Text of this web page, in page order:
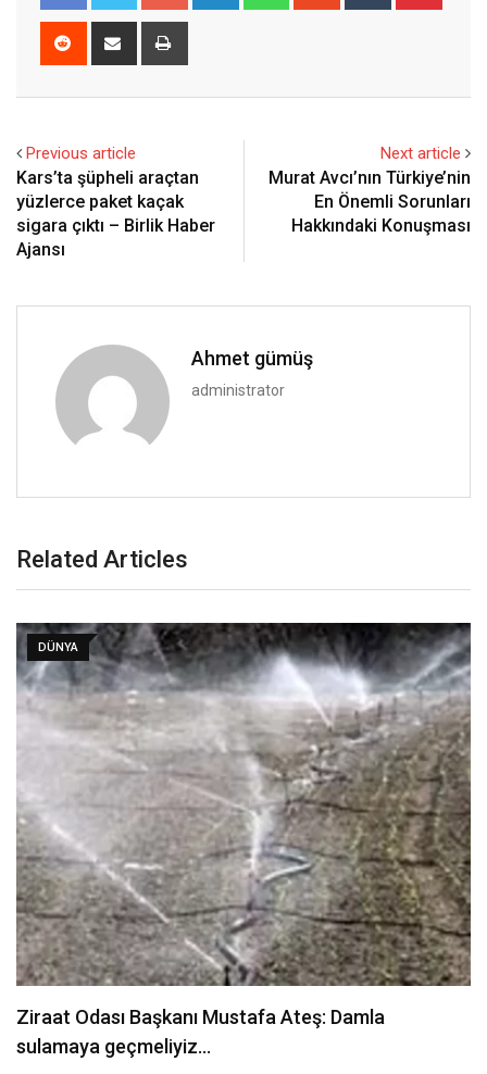
Reddit
Share
Previous article
Kars’ta şüpheli araçtan
yüzlerce paket kaçak
sigara çıktı – Birlik Haber
Ajansı
Next article
Murat Avcı’nın Türkiye’nin
En Önemli Sorunları
Hakkındaki Konuşması
Ahmet gümüş
administrator
Related Articles
DÜNYA
Sarıkamış’ta hanımlara yönelik Mevlid-i Nebi
programı düzenlendi –…